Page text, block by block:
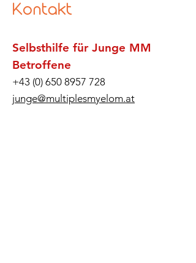
Kontakt
Selbsthilfe für Junge MM
Betroffene
+43 (0) 650 8957 728
junge@multiplesmyelom.at